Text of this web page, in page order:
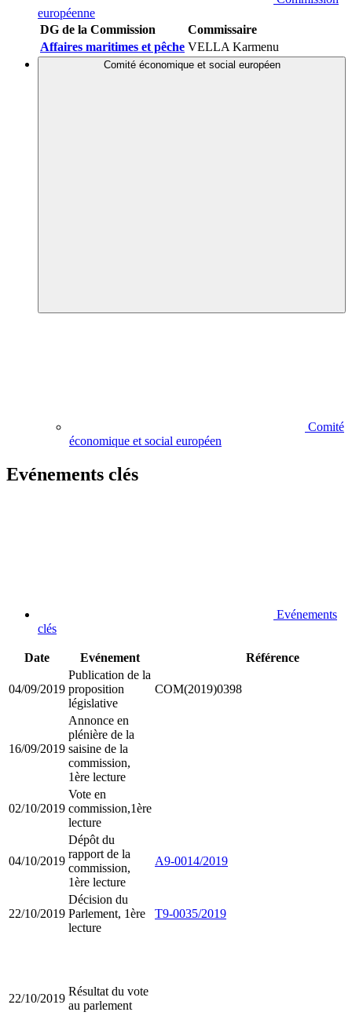
européenne
DG de la Commission
Commissaire
Affaires maritimes et pêche VELLA Karmenu
Comité économique et social européen
Comité
économique et social européen
Evénements clés
Evénements
clés
Date Evénement Référence
04/09/2019
Publication de la
proposition
législative
COM(2019)0398
16/09/2019
Annonce en
plénière de la
saisine de la
commission,
1ère lecture
02/10/2019
Vote en
commission,1ère
lecture
04/10/2019
Dépôt du
rapport de la
commission,
1ère lecture
A9-0014/2019
22/10/2019
Décision du
Parlement, 1ère
lecture
T9-0035/2019
22/10/2019
Résultat du vote
au parlement